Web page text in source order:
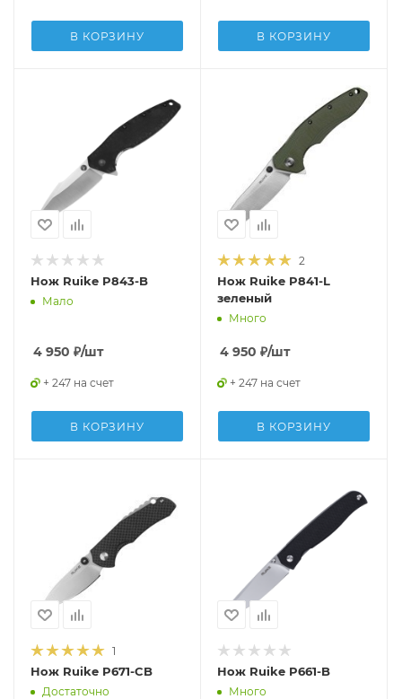
В КОРЗИНУ В КОРЗИНУ
Нож Ruike P843-B
Мало
4 950 ₽/шт
+ 247 на счет
В КОРЗИНУ
2
Нож Ruike P841-L
зеленый
Много
4 950 ₽/шт
+ 247 на счет
В КОРЗИНУ
1
Нож Ruike P671-CB
Достаточно
Нож Ruike P661-B
Много